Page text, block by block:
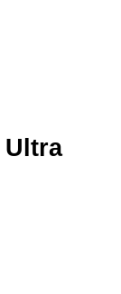
Ultra